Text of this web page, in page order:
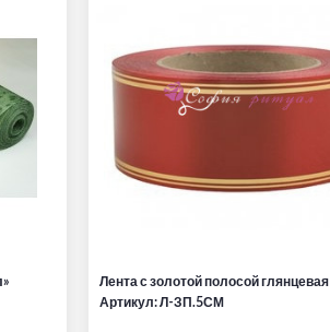
Лента с золотой полосой
Артикул: Л-ЗП.5СМ